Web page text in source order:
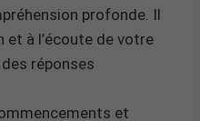
profonde. Il
et à l’écoute de votre
réponses
et